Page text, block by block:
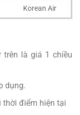
Korean Air
trên là giá 1 chiều
dụng.
thời điểm hiện tại